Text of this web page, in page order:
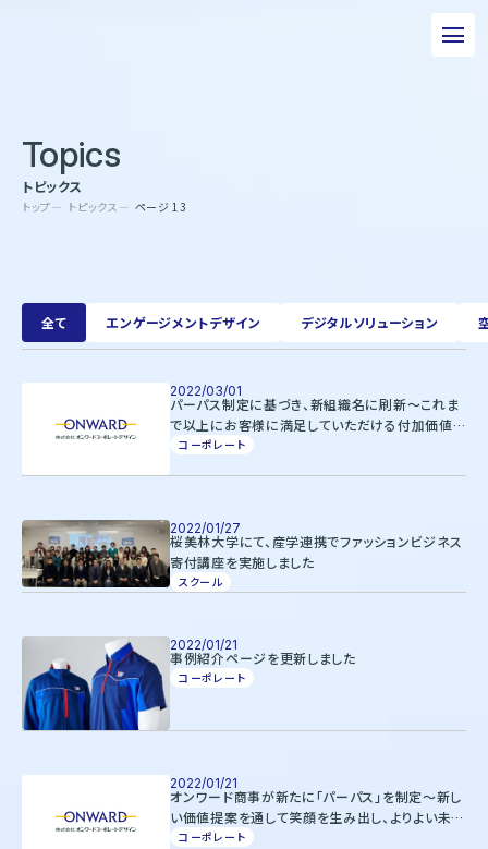
事業について
エピソード
サステナビリティ
企業情報
採用情報
オンワードパーソナルスタイル
〒102－8115
Copyright(C)2025 Onward Corporate Design CO., Ltd.
個人情報保護方針
電子公告（2024年3月28日以前）
トップ トピックス ページ 13
Topics
トピックス
全て エンゲージメントデザイン デジタルソリューション
2022/03/01
パーパス制定に基づき、新組織名に刷新～これま
で以上にお客様に満足していただける付加価値
の高い商品やサービスを提供します～
コーポレート
2022/01/27
桜美林大学にて、産学連携でファッションビジネス
寄付講座を実施しました
スクール
2022/01/21
事例紹介ページを更新しました
コーポレート
2022/01/21
オンワード商事が新たに「パーパス」を制定～新し
い価値提案を通して笑顔を生み出し、よりよい未来
の実現へ～
コーポレート